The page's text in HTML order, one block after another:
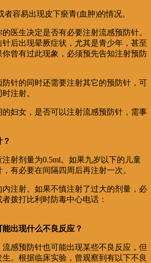
容易出现皮下瘀青(血肿)的情况。
医生决定是否有必要注射流感预防针。
后出现晕厥症状，尤其是青少年，甚至
曾有过此现象，必须预先告知注射预防
针的同时还需要注射其它的预防针，可
注射。
妇女，是否可以注射流感预防针，需事
射剂量为0.5ml。如果九岁以下的儿童
有必要在间隔四周后再注射一次。
注射。如果不慎注射了过大的剂量，必
拨打比利时防毒中心电话：
出现什么不良反应？
感预防针也可能出现某些不良反应，但
。根据临床实验，曾观察到有以下不良